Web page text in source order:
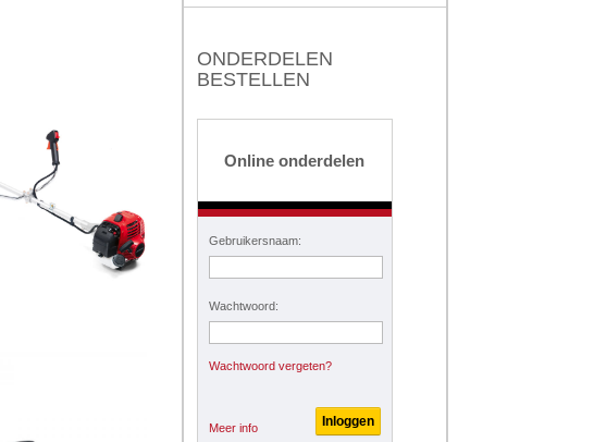
ONDERDELEN
BESTELLEN
Online onderdelen
Gebruikersnaam:
Wachtwoord:
Wachtwoord vergeten?
Meer info